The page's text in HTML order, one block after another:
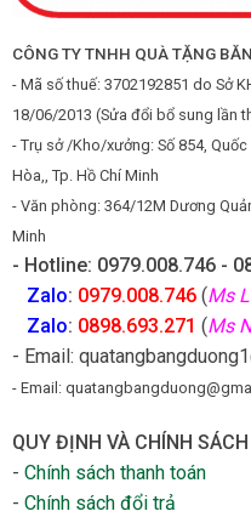
CÔNG TY TNHH QUÀ TẶNG
- Mã số thuế: 3702192851 do Sở
18/06/2013 (Sửa đổi bổ sung lần
- Trụ sở /Kho/xưởng: Số 854,
Hòa,, Tp. Hồ Chí Minh
- Văn phòng: 364/12M Dương
Minh
- Hotline: 0979.008.746 -
Zalo: 0979.008.746 (Ms
Zalo: 0898.693.271 (Ms
- Email:
- Email:
QUY ĐỊNH VÀ CHÍNH SÁCH
- Chính sách thanh toán
- Chính sách đổi trả